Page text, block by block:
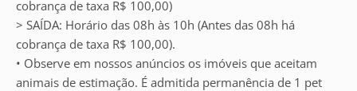
cobrança de taxa R$ 100,00)
> SAÍDA: Horário das 08h às 10h (Antes das 08h há
cobrança de taxa R$ 100,00).
• Observe em nossos anúncios os imóveis que aceitam
animais de estimação. É admitida permanência de 1 pet